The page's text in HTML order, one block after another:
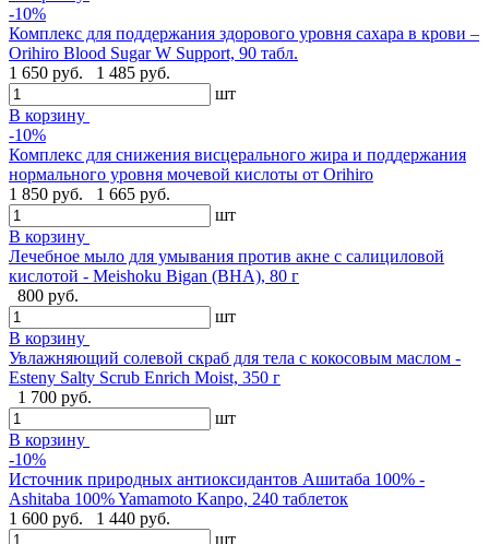
-10%
Комплекс для поддержания здорового уровня сахара в крови –
Orihiro Blood Sugar W Support, 90 табл.
1 650 руб.
1 485 руб.
шт
В корзину
-10%
Комплекс для снижения висцерального жира и поддержания
нормального уровня мочевой кислоты от Orihiro
1 850 руб.
1 665 руб.
шт
В корзину
Лечебное мыло для умывания против акне с салициловой
кислотой - Meishoku Bigan (BHA), 80 г
800 руб.
шт
В корзину
Увлажняющий солевой скраб для тела с кокосовым маслом -
Esteny Salty Scrub Enrich Moist, 350 г
1 700 руб.
шт
В корзину
-10%
Источник природных антиоксидантов Ашитаба 100% -
Ashitaba 100% Yamamoto Kanpo, 240 таблеток
1 600 руб.
1 440 руб.
шт